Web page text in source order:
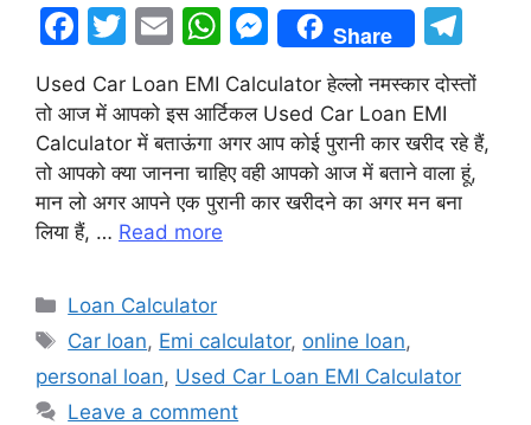
F
c
e
b
o
o
k
T
itt
er
E
ai
l
W
at
s
A
p
p
M
e
s
s
e
n
Share
el
e
gr
a
Used Car Loan EMI Calculator हेल्लो नमस्कार दोस्तों
तो आज में आपको इस आर्टिकल Used Car Loan EMI
Calculator में बताऊंगा अगर आप कोई पुरानी कार खरीद रहे हैं,
तो आपको क्या जानना चाहिए वही आपको आज में बताने वाला हूं,
मान लो अगर आपने एक पुरानी कार खरीदने का अगर मन बना
लिया हैं, … Read more
Categories
Loan Calculator
Tags
Car loan, Emi calculator, online loan,
personal loan, Used Car Loan EMI Calculator
Leave a comment